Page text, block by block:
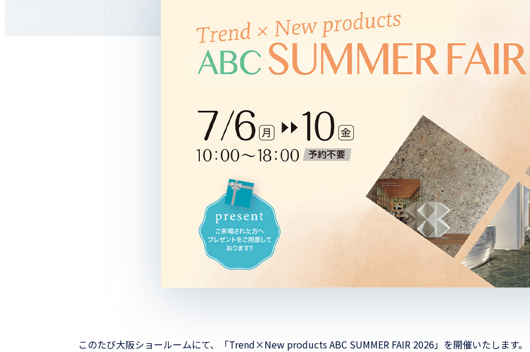
このたび大阪ショールームにて、「Trend×New products ABC SUMMER FAIR 2026」を開催いたします。